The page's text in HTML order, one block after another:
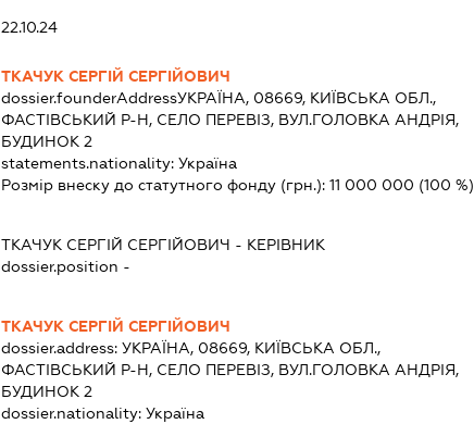
22.10.24
ТКАЧУК СЕРГІЙ СЕРГІЙОВИЧ
dossier.founderAddressУКРАЇНА, 08669, КИЇВСЬКА ОБЛ.,
ФАСТІВСЬКИЙ Р-Н, СЕЛО ПЕРЕВІЗ, ВУЛ.ГОЛОВКА АНДРІЯ,
БУДИНОК 2
statements.nationality: Україна
Розмір внеску до статутного фонду (грн.): 11 000 000 (100 %)
ТКАЧУК СЕРГІЙ СЕРГІЙОВИЧ - КЕРІВНИК
dossier.position -
ТКАЧУК СЕРГІЙ СЕРГІЙОВИЧ
dossier.address: УКРАЇНА, 08669, КИЇВСЬКА ОБЛ.,
ФАСТІВСЬКИЙ Р-Н, СЕЛО ПЕРЕВІЗ, ВУЛ.ГОЛОВКА АНДРІЯ,
БУДИНОК 2
dossier.nationality: Україна